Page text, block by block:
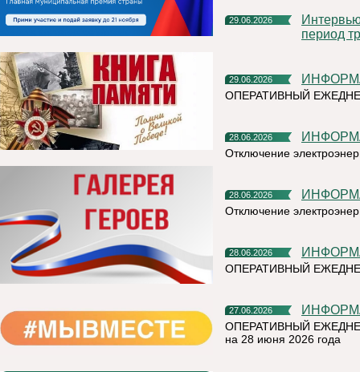
29.06.2026
Интервью руководителя на тему «Назначение пособия на
период
29.06.2026
ОПЕРАТИВНЫЙ
28.06.2026
Отключение
28.06.2026
Отключение
28.06.2026
ОПЕРАТИВНЫЙ
27.06.2026
ОПЕРАТИВНЫЙ
на 28 июня 2026 года